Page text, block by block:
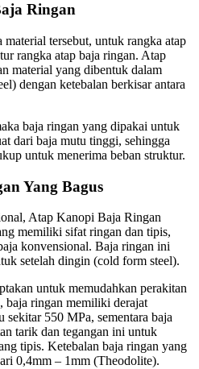
Ringan
tersebut, untuk rangka atap
rangka atap baja ringan. Atap
material yang dibentuk dalam
dengan ketebalan berkisar antara
baja ringan yang dipakai untuk
dari baja mutu tinggi, sehingga
untuk menerima beban struktur.
Yang Bagus
Atap Kanopi Baja Ringan
memiliki sifat ringan dan tipis,
konvensional. Baja ringan ini
setelah dingin (cold form steel).
untuk memudahkan perakitan
baja ringan memiliki derajat
550 MPa, sementara baja
tarik dan tegangan ini untuk
tipis. Ketebalan baja ringan yang
0,4mm – 1mm (Theodolite).